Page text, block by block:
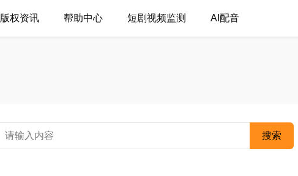
版权资讯 帮助中心 短剧视频监测 AI配音
搜索